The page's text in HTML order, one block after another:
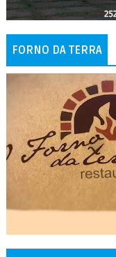
FORNO DA TERRA